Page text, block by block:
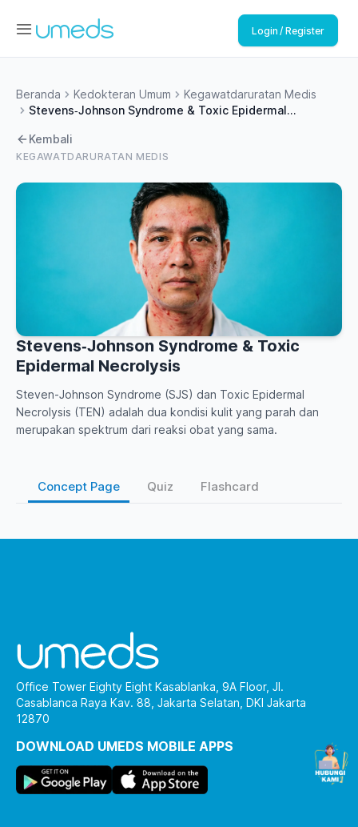
Login / Register
Beranda Kedokteran Umum
Kegawatdaruratan Medis
Stevens‑Johnson Syndrome & Toxic Epidermal
KEGAWATDARURATAN MEDIS
Kembali
Stevens‑Johnson Syndrome & Toxic
Epidermal Necrolysis
Steven-Johnson Syndrome (SJS) dan Toxic Epidermal
Necrolysis (TEN) adalah dua kondisi kulit yang parah dan
merupakan spektrum dari reaksi obat yang sama.
Concept Page Quiz Flashcard
Office Tower Eighty Eight Kasablanka, 9A Floor, Jl.
Casablanca Raya Kav. 88, Jakarta Selatan, DKI Jakarta
12870
DOWNLOAD UMEDS MOBILE APPS